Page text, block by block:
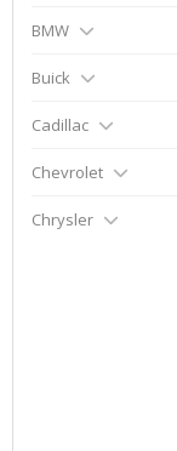
BMW
Buick
Cadillac
Chevrolet
Chrysler